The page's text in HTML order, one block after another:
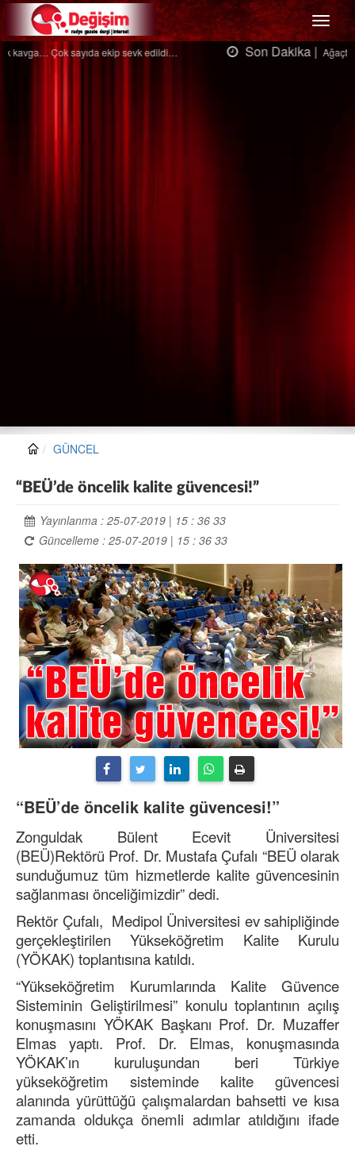
Menü
Son Dakika |Ağaçtan düştü…
GÜNCEL
“BEÜ’de öncelik kalite güvencesi!”
Yayınlanma : 25-07-2019 | 15 : 36 33
Güncelleme : 25-07-2019 | 15 : 36 33
“BEÜ’de öncelik kalite güvencesi!”
Zonguldak Bülent Ecevit Üniversitesi
(BEÜ)Rektörü Prof. Dr. Mustafa Çufalı “BEÜ olarak
sunduğumuz tüm hizmetlerde kalite güvencesinin
sağlanması önceliğimizdir” dedi.
Rektör Çufalı, Medipol Üniversitesi ev sahipliğinde
gerçekleştirilen Yükseköğretim Kalite Kurulu
(YÖKAK) toplantısına katıldı.
“Yükseköğretim Kurumlarında Kalite Güvence
Sisteminin Geliştirilmesi” konulu toplantının açılış
konuşmasını YÖKAK Başkanı Prof. Dr. Muzaffer
Elmas yaptı. Prof. Dr. Elmas, konuşmasında
YÖKAK’ın kuruluşundan beri Türkiye
yükseköğretim sisteminde kalite güvencesi
alanında yürüttüğü çalışmalardan bahsetti ve kısa
zamanda oldukça önemli adımlar atıldığını ifade
etti.